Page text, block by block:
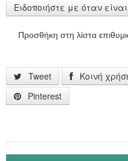
Ειδοποιήστε με όταν
Προσθήκη στη λίστα
Tweet Κοινή
Pinterest